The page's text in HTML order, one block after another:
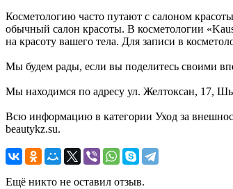
Косметологию часто путают с салоном
обычный салон красоты. В косметологии
на красоту вашего тела. Для записи в
Мы будем рады, если вы поделитесь своими
Мы находимся по адресу ул. Желтоксан, 17,
Всю информацию в категории Уход за
beautykz.su.
Ещё никто не оставил отзыв.